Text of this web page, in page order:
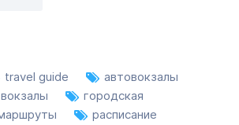
travel guide
автовокзалы
вокзалы
городская
расписание